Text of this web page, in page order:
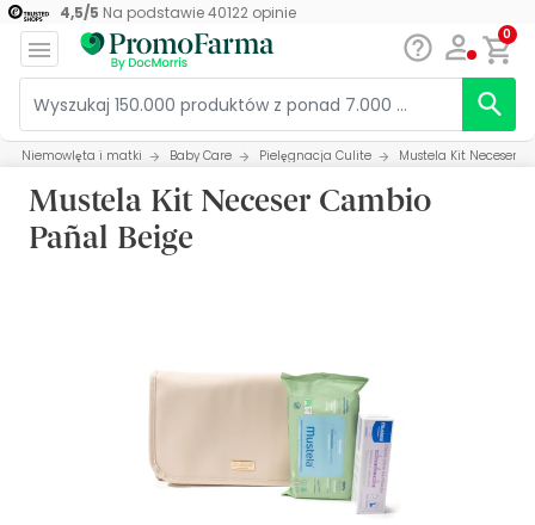
4,5/5 Na podstawie40122opinie
0
Niemowlęta i matki Baby Care Pielęgnacja Culite Mustela Kit Neceser
Mustela Kit Neceser Cambio
Pañal Beige